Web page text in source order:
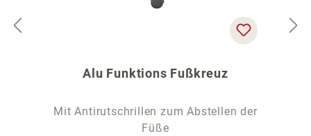
Alu Funktions Fußkreuz
Mit Antirutschrillen zum Abstellen der
Füße